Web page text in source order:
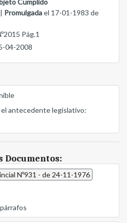
Cumplido
Promulgadael 17-01-1983 de
Pág.1
04-2008
antecedente legislativo:
Documentos:
Nº931 - de 24-11-1976